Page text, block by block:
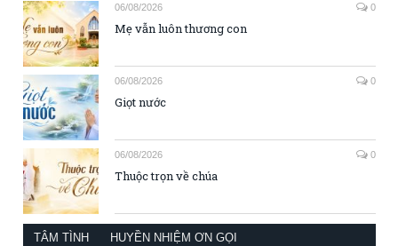
06/08/2026 0
Mẹ vẫn luôn thương con
06/08/2026 0
Giọt nước
06/08/2026 0
Thuộc trọn về chúa
TÂM TÌNH HUYỀN NHIỆM ƠN GỌI